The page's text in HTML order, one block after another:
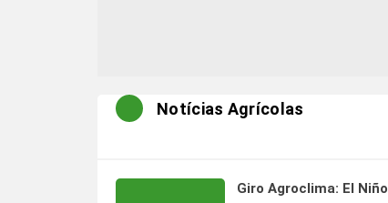
Notícias Agrícolas
Giro Agroclima: El Niño